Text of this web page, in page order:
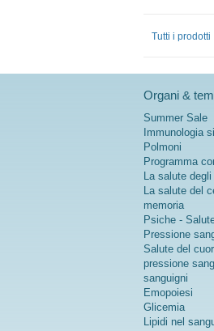
Tutti i prodotti
Organi &
Summer Sale
Immunologia
Polmoni
Programma
La salute
La salute del
memoria
Psiche -
Pressione
Salute del
pressione
sanguigni
Emopoiesi
Glicemia
Lipidi nel